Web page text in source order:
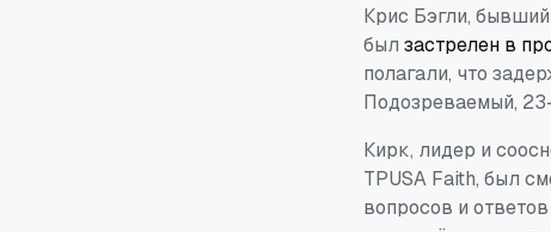
Крис Бэгли,
был застрелен в
полагали, что
Подозреваемый,
Кирк, лидер и
TPUSA Faith, был
вопросов и